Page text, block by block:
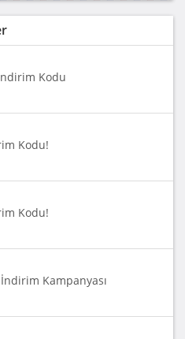
Kodu
Kodu!
Kodu!
Kampanyası